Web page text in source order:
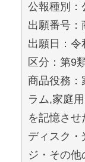
公報種別：
出願番号：
出願日：令
区分：第9
商品役務：
ラム,家庭
を記憶さ
ディスク・
ジ・その他